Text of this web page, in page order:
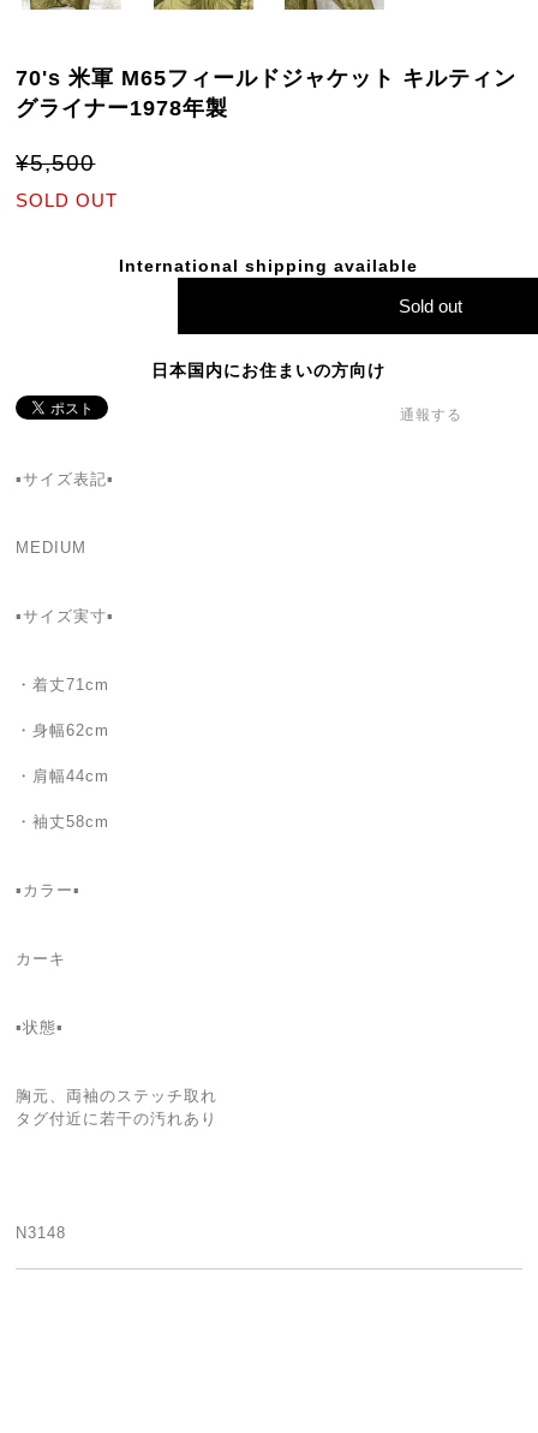
70's 米軍 M65フィールドジャケット キルティン
グライナー1978年製
¥5,500
SOLD OUT
International shipping available
Sold out
日本国内にお住まいの方向け
通報する
▪️サイズ表記▪️
MEDIUM
▪️サイズ実寸▪️
・着丈71cm
・身幅62cm
・肩幅44cm
・袖丈58cm
▪️カラー▪️
カーキ
▪️状態▪️
胸元、両袖のステッチ取れ
タグ付近に若干の汚れあり
N3148